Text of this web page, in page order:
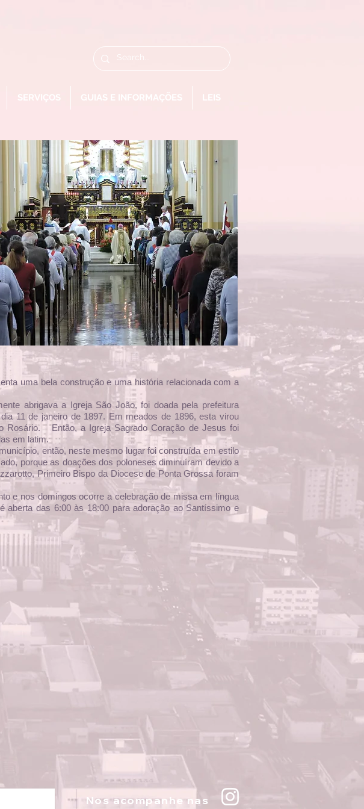
SERVIÇOS GUIAS E INFORMAÇÕES LEIS
uma bela construção e uma história relacionada com a
abrigava a Igreja São João, foi doada pela prefeitura
11 de janeiro de 1897. Em meados de 1896, esta virou
Rosário. Então, a Igreja Sagrado Coração de Jesus foi
em latim.
então, neste mesmo lugar foi construída em estilo
porque as doações dos poloneses diminuíram devido a
Primeiro Bispo da Diocese de Ponta Grossa foram
e nos domingos ocorre a celebração de missa em língua
aberta das 6:00 às 18:00 para adoração ao Santíssimo e
Nos acompanhe nas